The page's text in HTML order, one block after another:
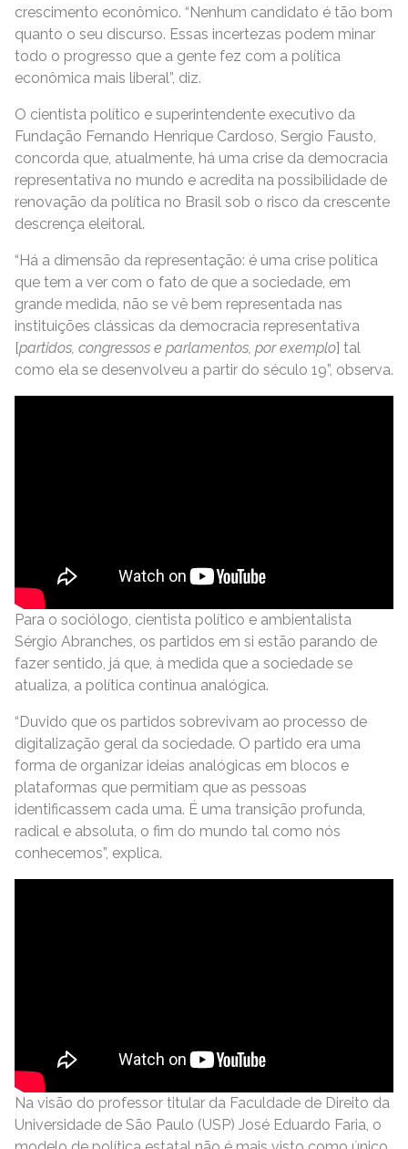
crescimento econômico. “Nenhum candidato é tão bom
quanto o seu discurso. Essas incertezas podem minar
todo o progresso que a gente fez com a política
econômica mais liberal”, diz.
O cientista político e superintendente executivo da
Fundação Fernando Henrique Cardoso, Sergio Fausto,
concorda que, atualmente, há uma crise da democracia
representativa no mundo e acredita na possibilidade de
renovação da política no Brasil sob o risco da crescente
descrença eleitoral.
“Há a dimensão da representação: é uma crise política
que tem a ver com o fato de que a sociedade, em
grande medida, não se vê bem representada nas
instituições clássicas da democracia representativa
[partidos, congressos e parlamentos, por exemplo] tal
como ela se desenvolveu a partir do século 19”, observa.
Para o sociólogo, cientista político e ambientalista
Sérgio Abranches, os partidos em si estão parando de
fazer sentido, já que, à medida que a sociedade se
atualiza, a política continua analógica.
“Duvido que os partidos sobrevivam ao processo de
digitalização geral da sociedade. O partido era uma
forma de organizar ideias analógicas em blocos e
plataformas que permitiam que as pessoas
identificassem cada uma. É uma transição profunda,
radical e absoluta, o fim do mundo tal como nós
conhecemos”, explica.
Na visão do professor titular da Faculdade de Direito da
Universidade de São Paulo (USP) José Eduardo Faria, o